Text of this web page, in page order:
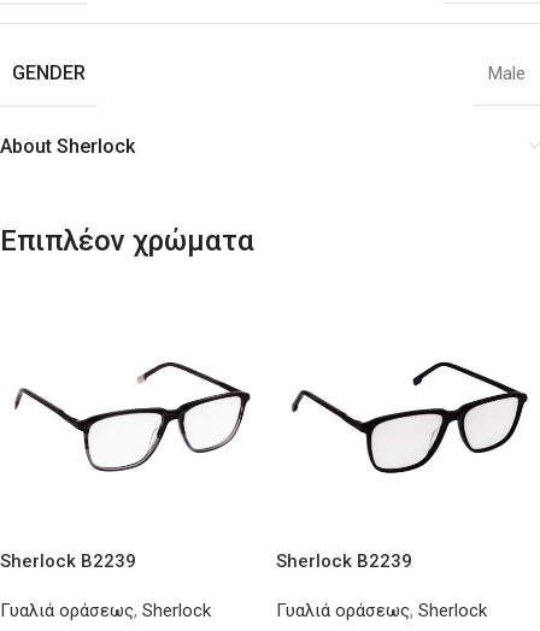
GENDER Male
About Sherlock
Επιπλέον χρώματα
Sherlock B2239
Γυαλιά οράσεως, Sherlock
Sherlock B2239
Γυαλιά οράσεως, Sherlock